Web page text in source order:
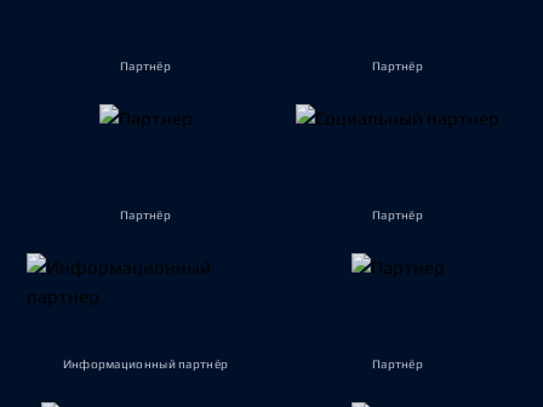
Партнёр Партнёр
Партнёр Партнёр
Информационный партнёр Партнёр